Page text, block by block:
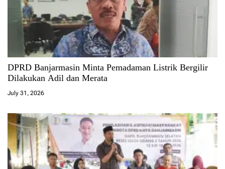
DPRD Banjarmasin Minta Pemadaman Listrik Bergilir
Dilakukan Adil dan Merata
July 31, 2026